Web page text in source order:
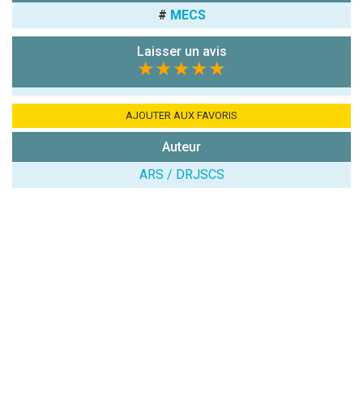
Antispam -
chiffres) :
l'établissement
# MECS
Laisser un avis
★★★★★
AJOUTER AUX FAVORIS
Auteur
ARS / DRJSCS